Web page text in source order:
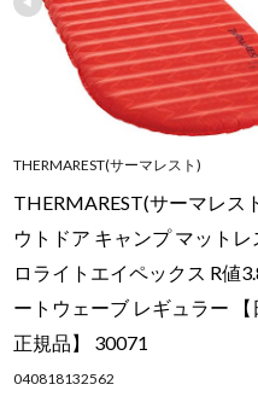
THERMAREST(サーマレスト)
THERMAREST(サーマレス
ウトドア キャンプ マットレ
ロライトエイペックス R値
ートウェーブ レギュラー 【
正規品】 30071
040818132562